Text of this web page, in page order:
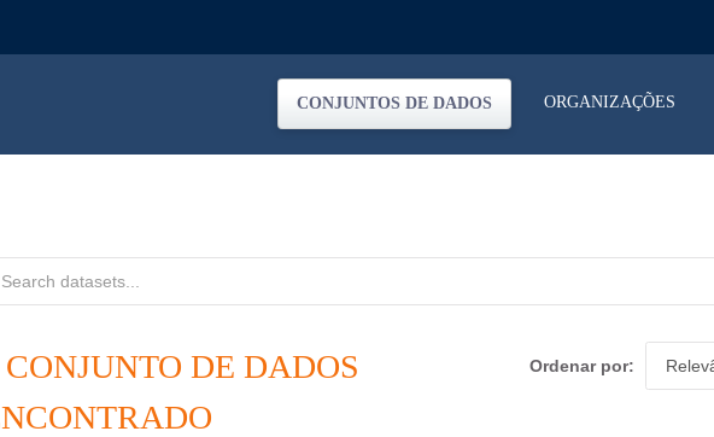
CONJUNTOS DE DADOS ORGANIZAÇÕES
Ordenar por
CONJUNTO DE DADOS